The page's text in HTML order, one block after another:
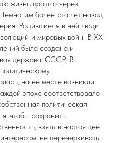
жизнь прошло через
более ста лет назад
Родившиеся в ней люди
и мировых войн. В XX
была создана и
держава, СССР. В
на ее месте возникли
эпохе соответствовало
политическая
чтобы сохранить
взять в настоящее
не перечеркивать